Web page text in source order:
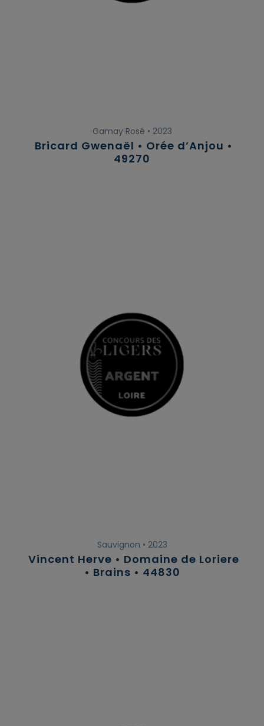
Gamay Rosé • 2023
Bricard Gwenaël • Orée d’Anjou •
49270
Sauvignon • 2023
Vincent Herve • Domaine de Loriere
• Brains • 44830